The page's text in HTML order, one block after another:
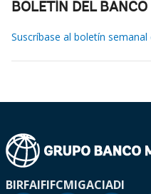
BOLETÍN DEL
Suscríbase al boletín
BIRFAIFIFCMIGACIADI